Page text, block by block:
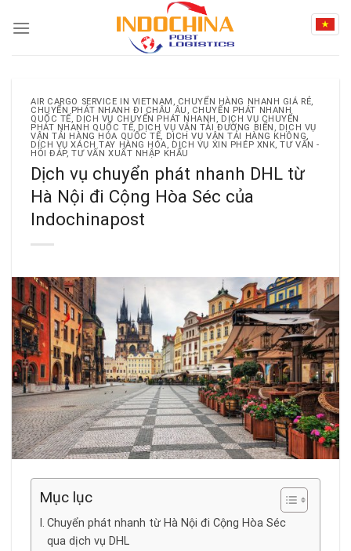
AIR CARGO SERVICE IN VIETNAM , CHUYỂN HÀNG NHANH GIÁ RẺ,
CHUYỂN PHÁT NHANH ĐI CHÂU ÂU , CHUYỂN PHÁT NHANH
QUỐC TẾ, DỊCH VỤ CHUYỂN PHÁT NHANH , DỊCH VỤ CHUYỂN
PHÁT NHANH QUỐC TẾ, DỊCH VỤ VẬN TẢI ĐƯỜNG BIỂN , DỊCH VỤ
VẬN TẢI HÀNG HÓA QUỐC TẾ, DỊCH VỤ VẬN TẢI HÀNG KHÔNG,
DỊCH VỤ XÁCH TAY HÀNG HÓA, DỊCH VỤ XIN PHÉP XNK,TƯ VẤN -
HỎI ĐÁP,TƯ VẤN XUẤT NHẬP KHẨU
Dịch vụ chuyển phát nhanh DHL từ
Hà Nội đi Cộng Hòa Séc của
Indochinapost
Mục lục
Chuyển phát nhanh từ Hà Nội đi Cộng Hòa Séc
qua dịch vụ DHL